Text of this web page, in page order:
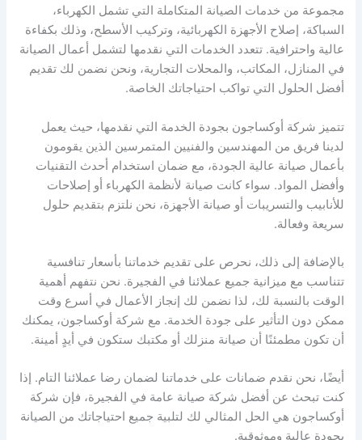
مجموعة من خدمات الصيانة المتكاملة التي تشمل الكهرباء،
السباكة، إصلاح الأجهزة الكهربائية، وتركيب الأسطح، وذلك بكفاءة
عالية واحترافية. تتعدد الخدمات التي نقدمها لتشمل أعمال الصيانة
في المنازل، المكاتب، والمحلات التجارية، ونحن نضمن لك تقديم
أفضل الحلول التي تواكب احتياجاتك الخاصة.
تتميز شركة أوكساجون بجودة الخدمة التي نقدمها، حيث يعمل
لدينا فريق من المهندسين والفنيين المتمرسين الذين يقومون
بأعمال صيانة عالية الجودة، مع ضمان استخدام أحدث التقنيات
وأفضل المواد. سواء كانت صيانة لأنظمة الكهرباء أو إصلاحات
للأنابيب والتسريبات أو صيانة الأجهزة، نحن نلتزم بتقديم حلول
سريعة وفعالة.
بالإضافة إلى ذلك، نحرص على تقديم خدماتنا بأسعار تنافسية
تتناسب مع ميزانية جميع عملائنا في الفجيرة. نحن نتفهم أهمية
الوقت بالنسبة لك، لذا نضمن لك إنجاز الأعمال في أسرع وقت
ممكن دون التأثير على جودة الخدمة. مع شركة أوكساجون، يمكنك
أن تكون مطمئنًا أن صيانة منزلك أو مكتبك ستكون في أيدٍ أمينة.
أيضًا، نحن نقدم ضمانات على خدماتنا لضمان رضا عملائنا التام. إذا
كنت تبحث عن أفضل شركة صيانة عامة في الفجيرة، فإن شركة
أوكساجون هي الحل المثالي لك لتلبية جميع احتياجاتك من الصيانة
بجودة عالية وموثوقية.